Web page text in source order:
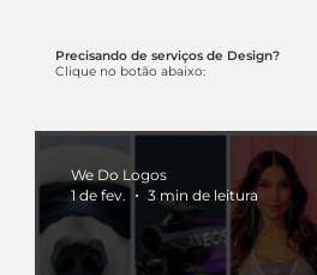
Precisando de serviços de Design?
Clique no botão abaixo:
We Do Logos
1 de fev.
3 min de leitura